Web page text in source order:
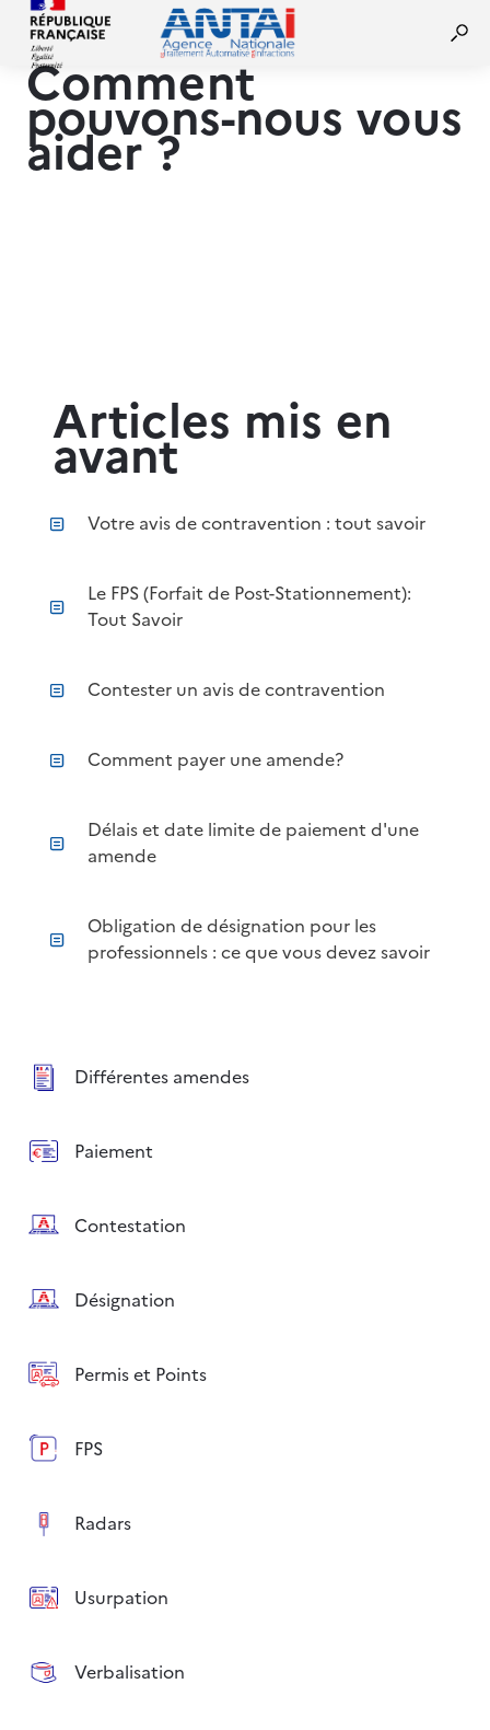
Comment
pouvons-nous vous
aider ?
Articles mis en
avant
Votre avis de contravention : tout savoir
Le FPS (Forfait de Post-Stationnement):
Tout Savoir
Contester un avis de contravention
Comment payer une amende?
Délais et date limite de paiement d'une
amende
Obligation de désignation pour les
professionnels : ce que vous devez savoir
Différentes amendes
Paiement
Contestation
Désignation
Permis et Points
FPS
Radars
Usurpation
Verbalisation